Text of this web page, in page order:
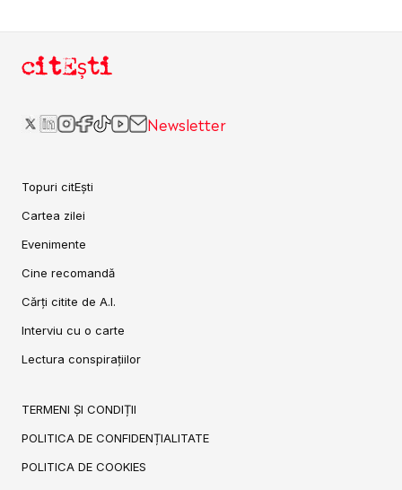
citEști
Newsletter
Topuri citEști
Cartea zilei
Evenimente
Cine recomandă
Cărți citite de A.I.
Interviu cu o carte
Lectura conspirațiilor
TERMENI ȘI CONDIȚII
POLITICA DE CONFIDENȚIALITATE
POLITICA DE COOKIES